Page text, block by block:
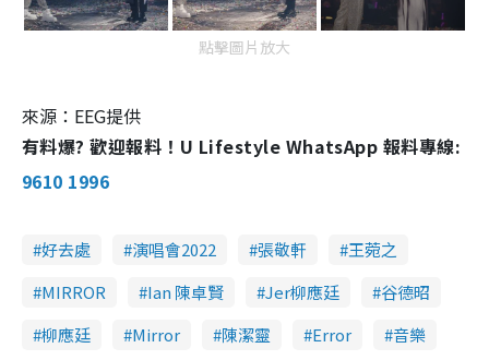
點擊圖片放大
來源：EEG提供
有料爆? 歡迎報料！U Lifestyle WhatsApp 報料專線:
9610 1996
好去處 演唱會2022 張敬軒
王菀之
MIRROR
Ian 陳卓賢 Jer柳應廷
谷德昭
柳應廷
Mirror 陳潔靈 Error
音樂